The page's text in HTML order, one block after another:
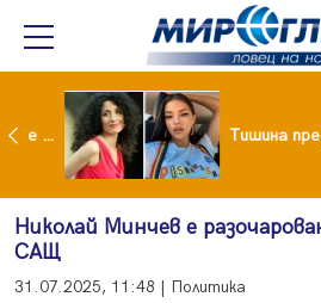
От 9 август цените на етикетите само в евро
Николай Минчев е
САЩ
31.07.2025, 11:48 | Политика